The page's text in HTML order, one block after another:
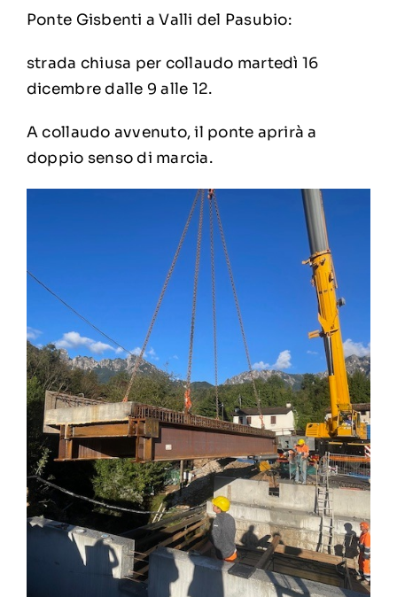
Ponte Gisbenti a Valli del Pasubio:
strada chiusa per collaudo martedì 16
dicembre dalle 9 alle 12.
A collaudo avvenuto, il ponte aprirà a
doppio senso di marcia.